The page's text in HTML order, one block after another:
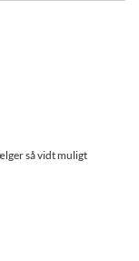
så vidt muligt